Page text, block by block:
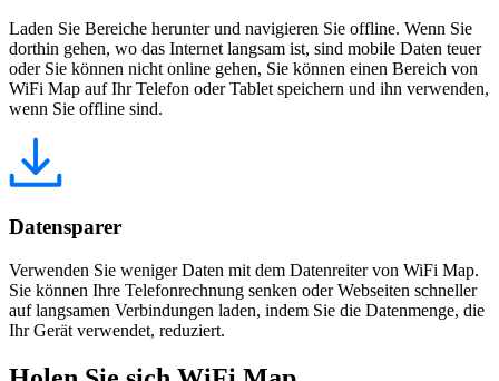
Laden Sie Bereiche herunter und navigieren Sie offline. Wenn Sie
dorthin gehen, wo das Internet langsam ist, sind mobile Daten teuer
oder Sie können nicht online gehen, Sie können einen Bereich von
WiFi Map auf Ihr Telefon oder Tablet speichern und ihn verwenden,
wenn Sie offline sind.
Datensparer
Verwenden Sie weniger Daten mit dem Datenreiter von WiFi Map.
Sie können Ihre Telefonrechnung senken oder Webseiten schneller
auf langsamen Verbindungen laden, indem Sie die Datenmenge, die
Ihr Gerät verwendet, reduziert.